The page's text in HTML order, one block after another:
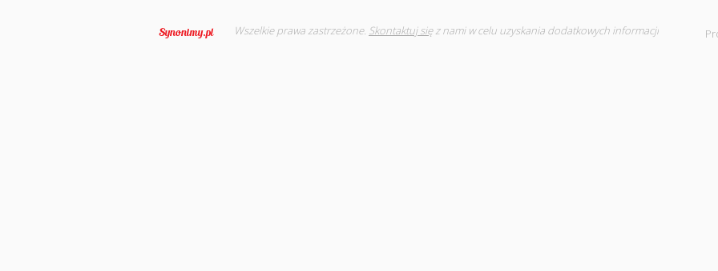
Wszelkie prawa zastrzeżone. Skontaktuj sięz nami w celu uzyskania dodatkowych informacji